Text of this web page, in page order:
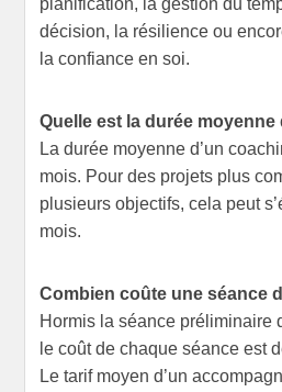
décision, la résilience ou
la confiance en soi.
Quelle est la durée moyenne
La durée moyenne d’un
mois. Pour des projets plus
plusieurs objectifs, cela peut
mois.
Combien coûte une séance
Hormis la séance préliminaire
le coût de chaque séance est
Le tarif moyen d’un